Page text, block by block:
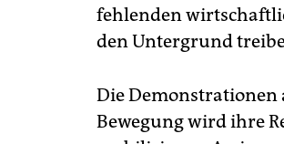
fehlenden
den Untergrund
Die Demonstrationen
Bewegung wird ihre